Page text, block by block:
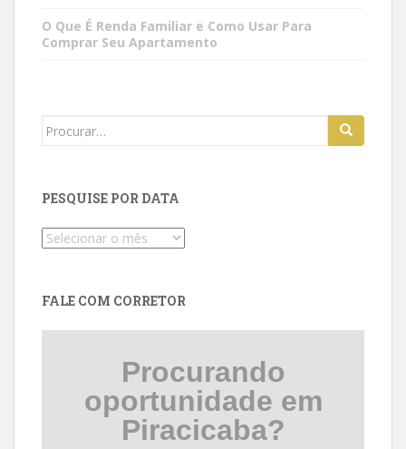
O Que É Renda Familiar e Como Usar Para
Comprar Seu Apartamento
Search
PESQUISE POR DATA
Pesquise
FALE COM CORRETOR
Procurando
oportunidade em
Piracicaba?